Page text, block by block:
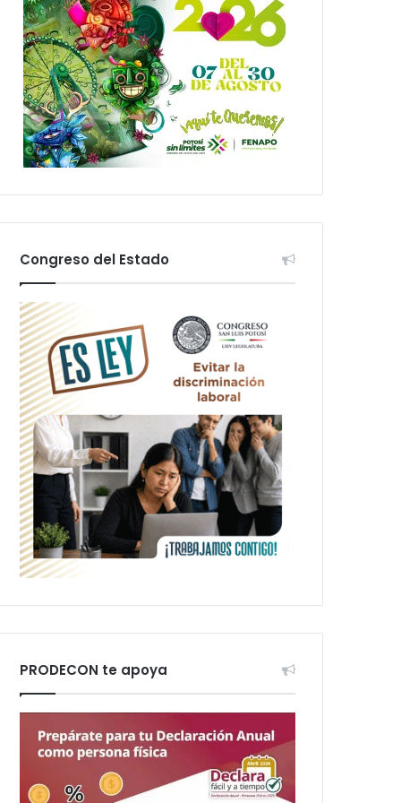
Congreso del Estado
PRODECON te apoya